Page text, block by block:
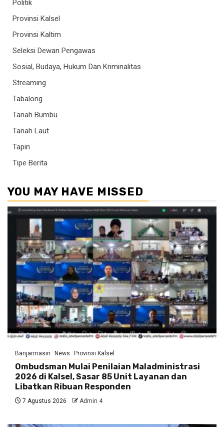
Politik
Provinsi Kalsel
Provinsi Kaltim
Seleksi Dewan Pengawas
Sosial, Budaya, Hukum Dan Kriminalitas
Streaming
Tabalong
Tanah Bumbu
Tanah Laut
Tapin
Tipe Berita
YOU MAY HAVE MISSED
Banjarmasin News Provinsi Kalsel
Ombudsman Mulai Penilaian Maladministrasi
2026 di Kalsel, Sasar 85 Unit Layanan dan
Libatkan Ribuan Responden
7 Agustus 2026 Admin 4